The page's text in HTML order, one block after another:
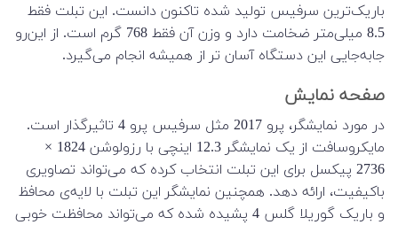
باریک‌ترین سرفیس تولید شده تاکنون دانست. این تبلت فقط
8.5 میلی‌متر ضخامت دارد و وزن آن فقط 768 گرم است. از این‌رو
جابه‌جایی این دستگاه آسان تر از همیشه انجام می‌گیرد.
صفحه نمایش
در مورد نمایشگر، پرو 2017 مثل سرفیس پرو 4 تاثیرگذار است.
مایکروسافت از یک نمایشگر 12.3 اینچی با رزولوشن 1824 ×
2736 پیکسل برای این تبلت انتخاب کرده که می‌تواند تصاویری
باکیفیت، ارائه دهد. همچنین نمایشگر این تبلت با لایه‌ی محافظ
و باریک گوریلا گلس 4 پشیده شده که می‌تواند محافظت خوبی